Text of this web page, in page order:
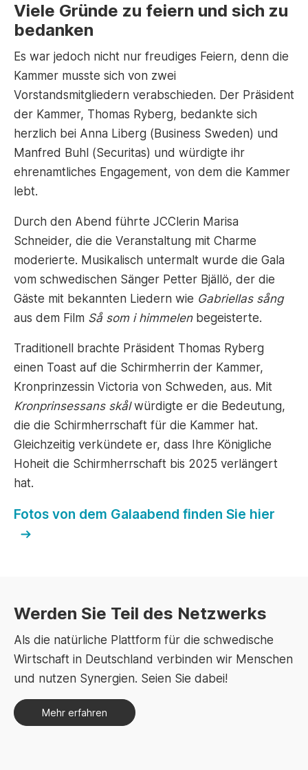
Viele Gründe zu feiern und sich zu
bedanken
Es war jedoch nicht nur freudiges Feiern, denn die
Kammer musste sich von zwei
Vorstandsmitgliedern verabschieden. Der Präsident
der Kammer, Thomas Ryberg, bedankte sich
herzlich bei Anna Liberg (Business Sweden) und
Manfred Buhl (Securitas) und würdigte ihr
ehrenamtliches Engagement, von dem die Kammer
lebt.
Durch den Abend führte JCClerin Marisa
Schneider, die die Veranstaltung mit Charme
moderierte. Musikalisch untermalt wurde die Gala
vom schwedischen Sänger Petter Bjällö, der die
Gäste mit bekannten Liedern wie Gabriellas sång
aus dem Film Så som i himmelenbegeisterte.
Traditionell brachte Präsident Thomas Ryberg
einen Toast auf die Schirmherrin der Kammer,
Kronprinzessin Victoria von Schweden, aus. Mit
Kronprinsessans skålwürdigte er die Bedeutung,
die die Schirmherrschaft für die Kammer hat.
Gleichzeitig verkündete er, dass Ihre Königliche
Hoheit die Schirmherrschaft bis 2025 verlängert
hat.
Fotos von dem Galaabend finden Sie hier
Werden Sie Teil des Netzwerks
Als die natürliche Plattform für die schwedische
Wirtschaft in Deutschland verbinden wir Menschen
und nutzen Synergien. Seien Sie dabei!
Mehr erfahren